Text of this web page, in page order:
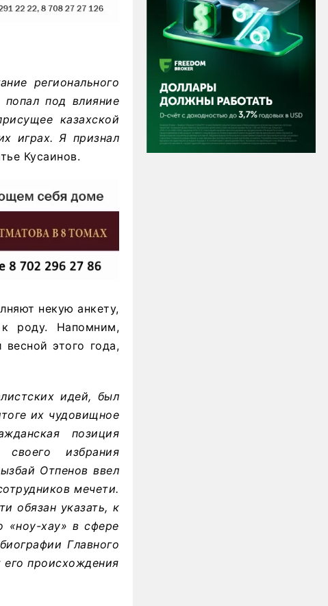
регионального
под влияние
казахской
играх. Я признал
Кусаинов.
некую анкету,
роду. Напомним,
этого года,
идей, был
их чудовищное
позиция
избрания
Отпенов ввел
мечети.
обязан указать, к
«ноу-хау» в сфере
Главного
происхождения